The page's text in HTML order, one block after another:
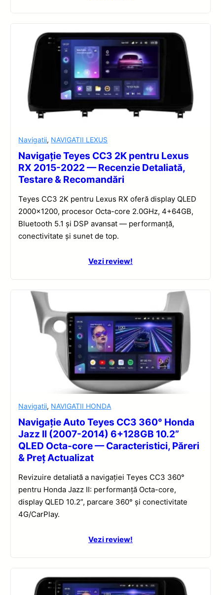
Navigatii, NAVIGATII LEXUS
Navigație Teyes CC3 2K pentru Lexus
RX 2015-2022 — Recenzie Detaliată,
Testare & Recomandări
Teyes CC3 2K pentru Lexus RX oferă display QLED
2000×1200, procesor Octa-core 2.0GHz, 4+64GB,
Bluetooth 5.1 și DSP avansat — performanță,
conectivitate și sunet de top.
Vezi review!
Navigatii, NAVIGATII HONDA
Navigație Auto Teyes CC3 360° Honda
Jazz II (2007-2014) 6+128GB 10.2”
QLED Octa-core — Caracteristici, Păreri
& Preț Actualizat
Revizuire detaliată a navigației Teyes CC3 360°
pentru Honda Jazz II: performanță Octa-core,
display QLED 10.2”, parcare 360° și conectivitate
4G/CarPlay.
Vezi review!